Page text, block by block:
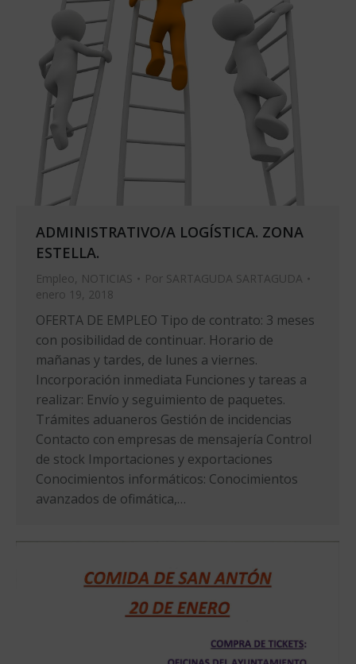
ADMINISTRATIVO/A LOGÍSTICA. ZONA
ESTELLA.
Empleo, NOTICIAS Por SARTAGUDA SARTAGUDA
enero 19, 2018
OFERTA DE EMPLEO Tipo de contrato: 3 meses
con posibilidad de continuar. Horario de
mañanas y tardes, de lunes a viernes.
Incorporación inmediata Funciones y tareas a
realizar: Envío y seguimiento de paquetes.
Trámites aduaneros Gestión de incidencias
Contacto con empresas de mensajería Control
de stock Importaciones y exportaciones
Conocimientos informáticos: Conocimientos
avanzados de ofimática,…